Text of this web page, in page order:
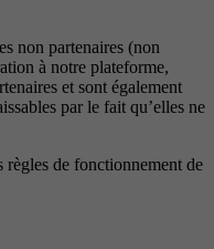
non partenaires (non
à notre plateforme,
et sont également
par le fait qu’elles ne
règles de fonctionnement de